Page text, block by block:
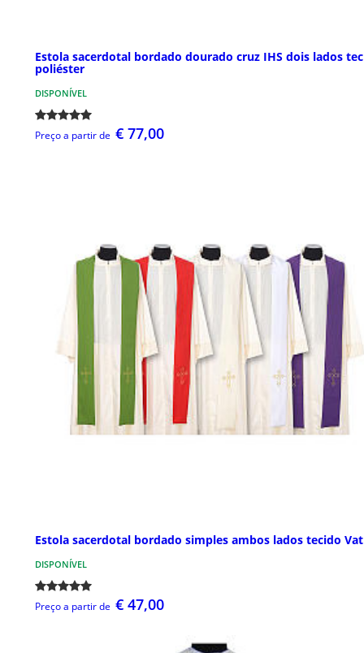
Estola sacerdotal bordado dourado cruz IHS dois lados
poliéster
DISPONÍVEL
Preço a partir de € 77,00
Estola sacerdotal bordado simples ambos lados tecido
DISPONÍVEL
Preço a partir de € 47,00